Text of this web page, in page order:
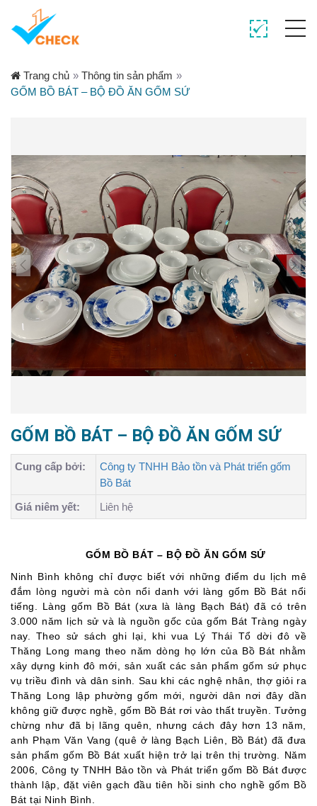
Trang chủ » Thông tin sản phẩm »
GỐM BỒ BÁT – BỘ ĐỒ ĂN GỐM SỨ
GỐM BỒ BÁT – BỘ ĐỒ ĂN GỐM SỨ
Cung cấp bởi:
Công ty TNHH Bảo tồn và Phát triển gốm
Bồ Bát
Giá niêm yết:
Liên hệ
GỐM BỒ BÁT – BỘ ĐỒ ĂN GỐM SỨ
Ninh Bình không chỉ được biết với những điểm du lịch mê
đắm lòng người mà còn nổi danh với làng gốm Bồ Bát nổi
tiếng. Làng gốm Bồ Bát (xưa là làng Bạch Bát) đã có trên
3.000 năm lịch sử và là nguồn gốc của gốm Bát Tràng ngày
nay. Theo sử sách ghi lại, khi vua Lý Thái Tổ dời đô về
Thăng Long mang theo năm dòng họ lớn của Bồ Bát nhằm
xây dựng kinh đô mới, sản xuất các sản phẩm gốm sứ phục
vụ triều đình và dân sinh. Sau khi các nghệ nhân, thợ giỏi ra
Thăng Long lập phường gốm mới, người dân nơi đây dần
không giữ được nghề, gốm Bồ Bát rơi vào thất truyền. Tưởng
chừng như đã bị lãng quên, nhưng cách đây hơn 13 năm,
anh Phạm Văn Vang (quê ở làng Bạch Liên, Bồ Bát) đã đưa
sản phẩm gốm Bồ Bát xuất hiện trở lại trên thị trường. Năm
2006, Công ty TNHH Bảo tồn và Phát triển gốm Bồ Bát được
thành lập, đặt viên gạch đầu tiên hồi sinh cho nghề gốm Bồ
Bát tại Ninh Bình.